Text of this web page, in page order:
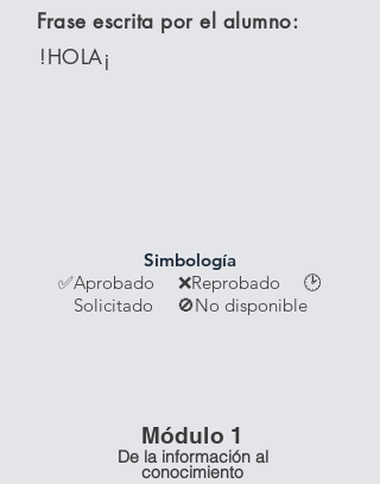
Frase escrita por el alumno:
!HOLA¡
Simbología
✅Aprobado ❌Reprobado 🕑
Solicitado 🚫No disponible
Módulo 1
De la información al
conocimiento